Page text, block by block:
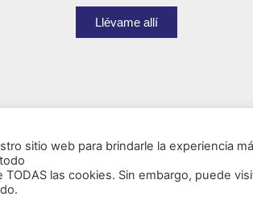
Llévame allí
sitio web para brindarle la experiencia
TODAS las cookies. Sin embargo, puede